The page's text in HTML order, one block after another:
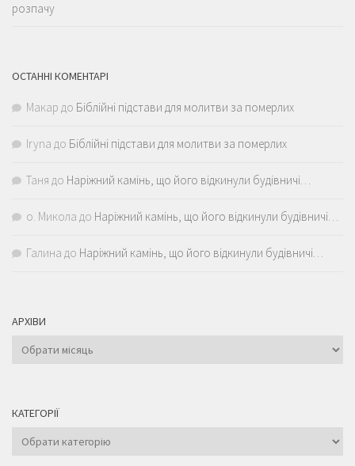
розпачу
ОСТАННІ КОМЕНТАРІ
Макар до Біблійні підстави для молитви за померлих
Iryna до Біблійні підстави для молитви за померлих
Таня до Наріжний камінь, що його відкинули будівничі…
о. Микола до Наріжний камінь, що його відкинули будівничі…
Галина до Наріжний камінь, що його відкинули будівничі…
АРХІВИ
Архіви
КАТЕГОРІЇ
Категорії